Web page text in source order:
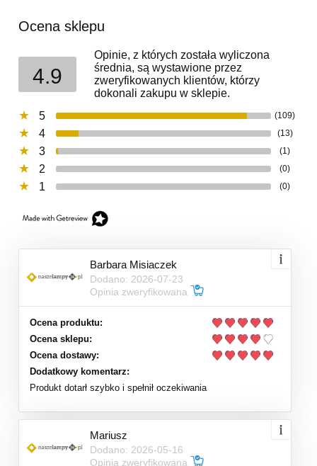
Ocena sklepu
4.9
Opinie, z których została wyliczona
średnia, są wystawione przez
zweryfikowanych klientów, którzy
dokonali zakupu w sklepie.
5
(109)
4 (13)
3 (1)
2 (0)
1 (0)
Barbara Misiaczek
Dodano: 2026-07-23
Opinia zweryfikowana
Ocena produktu:
Ocena sklepu:
Ocena dostawy:
Dodatkowy komentarz:
Produkt dotarł szybko i spełnił oczekiwania
Mariusz
Dodano: 2026-05-16
Opinia zweryfikowana